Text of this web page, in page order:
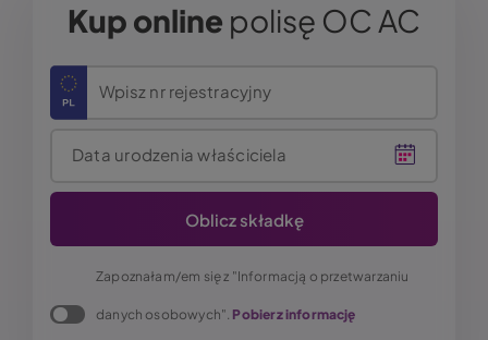
Kup online polisę OC AC
Wpisz nr rejestracyjny
Data urodzenia właściciela
Zapoznałam/em się z "Informacją o przetwarzaniu
danych osobowych". Pobierz informację